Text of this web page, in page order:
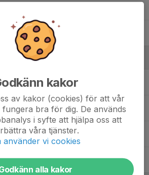
Tränare
Tränare
Administrativt lagansvarig
Tränare
kakor
av kakor (cookies) för att vår
bra för dig. De används
i syfte att hjälpa oss att
våra tjänster.
använder vi cookies
alla kakor